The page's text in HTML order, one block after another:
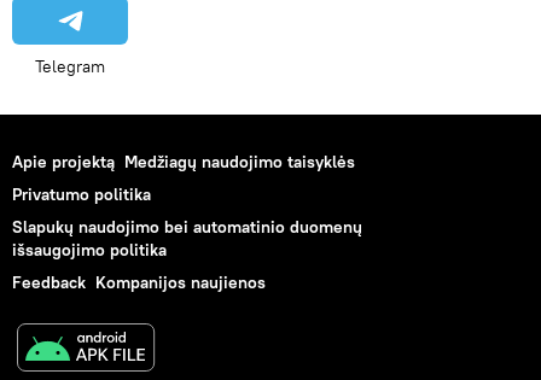
Telegram
Apie projektą Medžiagų naudojimo taisyklės
Privatumo politika
Slapukų naudojimo bei automatinio duomenų
išsaugojimo politika
Feedback Kompanijos naujienos